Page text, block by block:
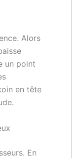
Alors
un point
en tête
En